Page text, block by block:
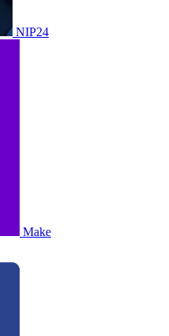
NIP24
Make